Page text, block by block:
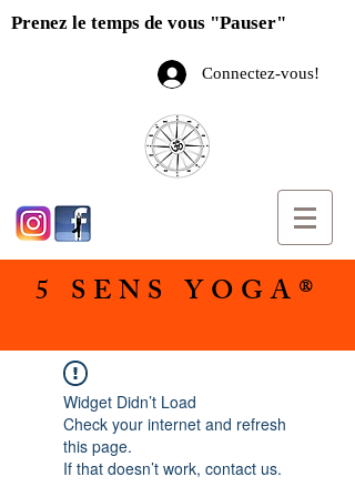
Prenez le temps de vous "Pauser"
Connectez-vous!
5 SENS YOGA®
Widget Didn’t Load
Check your internet and refresh
this page.
If that doesn’t work, contact us.